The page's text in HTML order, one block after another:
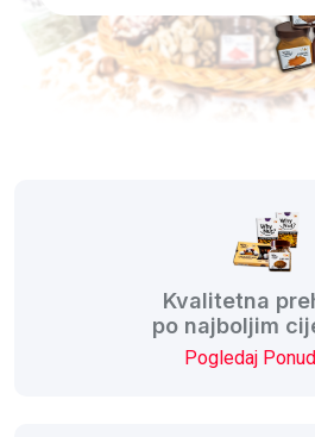
Kvalitetna
po najboljim
Pogledaj